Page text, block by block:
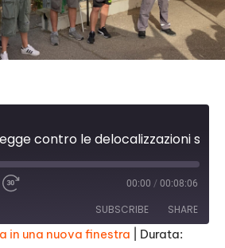
00:00 / 00:08:06
SUBSCRIBE SHARE
in una nuova finestra
Durata: